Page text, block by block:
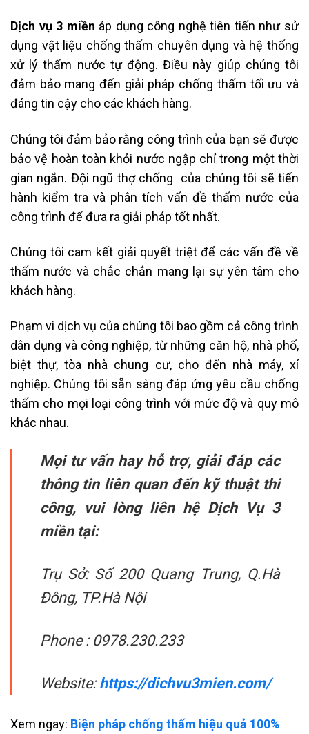
Dịch vụ 3 miền áp dụng công nghệ tiên tiến như sử
dụng vật liệu chống thấm chuyên dụng và hệ thống
xử lý thấm nước tự động. Điều này giúp chúng tôi
đảm bảo mang đến giải pháp chống thấm tối ưu và
đáng tin cậy cho các khách hàng.
Chúng tôi đảm bảo rằng công trình của bạn sẽ được
bảo vệ hoàn toàn khỏi nước ngập chỉ trong một thời
gian ngắn. Đội ngũ thợ chống của chúng tôi sẽ tiến
hành kiểm tra và phân tích vấn đề thấm nước của
công trình để đưa ra giải pháp tốt nhất.
Chúng tôi cam kết giải quyết triệt để các vấn đề về
thấm nước và chắc chắn mang lại sự yên tâm cho
khách hàng.
Phạm vi dịch vụ của chúng tôi bao gồm cả công trình
dân dụng và công nghiệp, từ những căn hộ, nhà phố,
biệt thự, tòa nhà chung cư, cho đến nhà máy, xí
nghiệp. Chúng tôi sẵn sàng đáp ứng yêu cầu chống
thấm cho mọi loại công trình với mức độ và quy mô
khác nhau.
Mọi tư vấn hay hỗ trợ, giải đáp các
thông tin liên quan đến kỹ thuật thi
công, vui lòng liên hệ Dịch Vụ 3
miền tại:
Trụ Sở: Số 200 Quang Trung, Q.Hà
Đông, TP.Hà Nội
Phone : 0978.230.233
Website:https://dichvu3mien.com/
Xem ngay: Biện pháp chống thấm hiệu quả 100%